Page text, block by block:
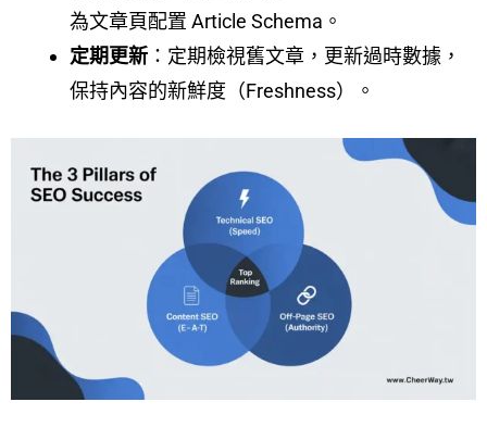
為文章頁配置 Article Schema。
定期更新 ：定期檢視舊文章，更新過時數據，
保持內容的新鮮度（Freshness）。